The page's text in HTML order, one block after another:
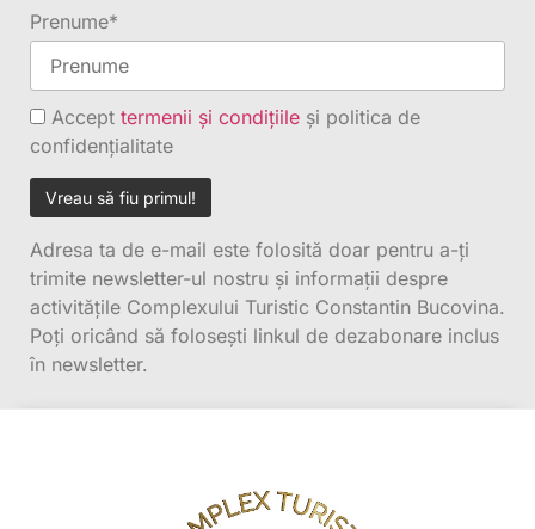
Prenume*
Accept termenii și condițiile și politica de
confidențialitate
Adresa ta de e-mail este folosită doar pentru a-ți
trimite newsletter-ul nostru și informații despre
activitățile Complexului Turistic Constantin Bucovina.
Poți oricând să folosești linkul de dezabonare inclus
în newsletter.